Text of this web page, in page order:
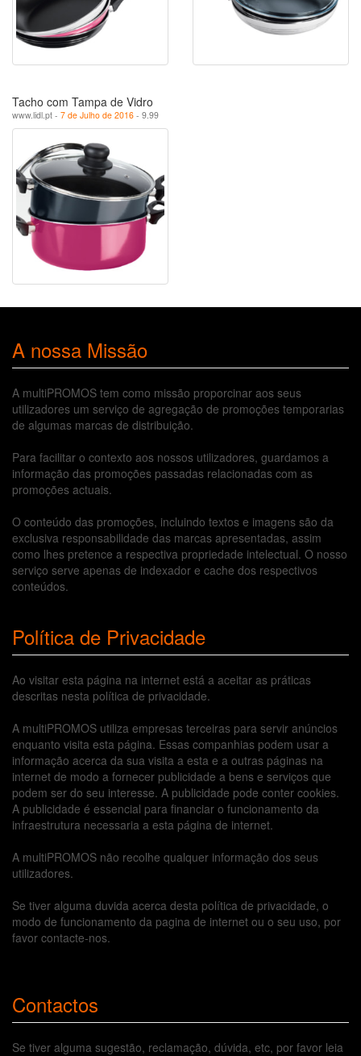
Tacho com Tampa de Vidro
www.lidl.pt - 7 de Julho de 2016 - 9.99
A nossa Missão
A multiPROMOS tem como missão proporcinar aos seus
utilizadores um serviço de agregação de promoções temporarias
de algumas marcas de distribuição.
Para facilitar o contexto aos nossos utilizadores, guardamos a
informação das promoções passadas relacionadas com as
promoções actuais.
O conteúdo das promoções, incluindo textos e imagens são da
exclusiva responsabilidade das marcas apresentadas, assim
como lhes pretence a respectiva propriedade intelectual. O nosso
serviço serve apenas de indexador e cache dos respectivos
conteúdos.
Política de Privacidade
Ao visitar esta página na internet está a aceitar as práticas
descritas nesta política de privacidade.
A multiPROMOS utiliza empresas terceiras para servir anúncios
enquanto visita esta página. Essas companhias podem usar a
informação acerca da sua visita a esta e a outras páginas na
internet de modo a fornecer publicidade a bens e serviços que
podem ser do seu interesse. A publicidade pode conter cookies.
A publicidade é essencial para financiar o funcionamento da
infraestrutura necessaria a esta página de internet.
A multiPROMOS não recolhe qualquer informação dos seus
utilizadores.
Se tiver alguma duvida acerca desta política de privacidade, o
modo de funcionamento da pagina de internet ou o seu uso, por
favor contacte-nos.
Contactos
Se tiver alguma sugestão, reclamação, dúvida, etc, por favor leia